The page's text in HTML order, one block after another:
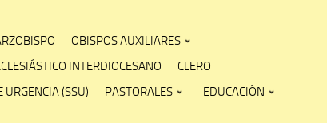
OBISPOS AUXILIARES
INTERDIOCESANO
CLERO
URGENCIA (SSU) PASTORALES EDUCACIÓN